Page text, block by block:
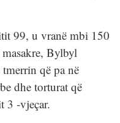
99, u vranë mbi 150
Bylbyl
që pa në
dhe torturat që
3 -vjeçar.